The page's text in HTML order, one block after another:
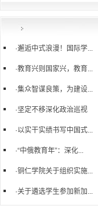
·邂逅中式浪漫！国际学...
·教育兴则国家兴，教育...
·集众智谋良策，为建设...
·坚定不移深化政治巡视
·以实干实绩书写中国式...
·“中俄教育年”：深化...
·铜仁学院关于组织实施...
·关于遴选学生参加新加...